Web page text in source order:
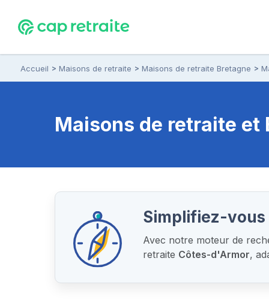
Accueil Maisons de retraite Maisons de retraite Bretagne
Maisons de retraite et
Simplifiez-vous
Avec notre moteur de
retraite Côtes-d'Armor,